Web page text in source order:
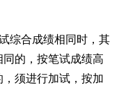
综合成绩相同时，其
的，按笔试成绩高
须进行加试，按加